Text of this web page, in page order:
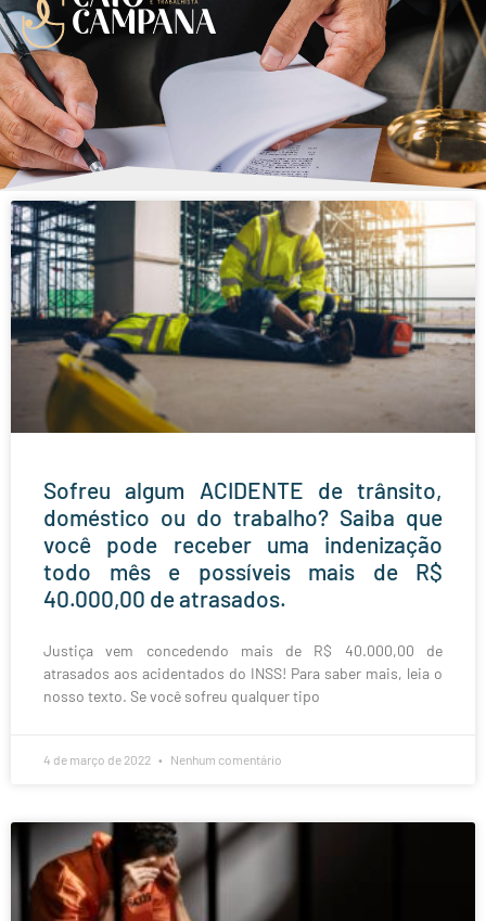
Sofreu algum ACIDENTE de trânsito,
doméstico ou do trabalho? Saiba que
você pode receber uma indenização
todo mês e possíveis mais de R$
40.000,00 de atrasados.
Justiça vem concedendo mais de R$ 40.000,00 de
atrasados aos acidentados do INSS! Para saber mais, leia o
nosso texto. Se você sofreu qualquer tipo
4 de março de 2022 Nenhum comentário